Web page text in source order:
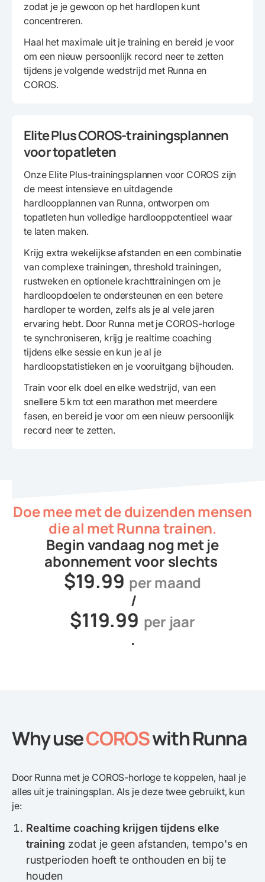
zodat je je gewoon op het hardlopen kunt
concentreren.
Haal het maximale uit je training en bereid je voor
om een nieuw persoonlijk record neer te zetten
tijdens je volgende wedstrijd met Runna en
COROS.
Elite Plus COROS-trainingsplannen
voor topatleten
Onze Elite Plus-trainingsplannen voor COROS zijn
de meest intensieve en uitdagende
hardloopplannen van Runna, ontworpen om
topatleten hun volledige hardlooppotentieel waar
te laten maken.
Krijg extra wekelijkse afstanden en een combinatie
van complexe trainingen, threshold trainingen,
rustweken en optionele krachttrainingen om je
hardloopdoelen te ondersteunen en een betere
hardloper te worden, zelfs als je al vele jaren
ervaring hebt. Door Runna met je COROS-horloge
te synchroniseren, krijg je realtime coaching
tijdens elke sessie en kun je al je
hardloopstatistieken en je vooruitgang bijhouden.
Train voor elk doel en elke wedstrijd, van een
snellere 5 km tot een marathon met meerdere
fasen, en bereid je voor om een nieuw persoonlijk
record neer te zetten.
Doe mee met de duizenden mensen
die al met Runna trainen.
Begin vandaag nog met je
abonnement voor slechts
$19.99 per maand
/
$119.99 per jaar
.
Why useCOROSwith Runna
Door Runna met je COROS-horloge te koppelen, haal je
alles uit je trainingsplan. Als je deze twee gebruikt, kun
je:
Realtime coaching krijgen tijdens elke
training zodat je geen afstanden, tempo's en
rustperioden hoeft te onthouden en bij te
houden